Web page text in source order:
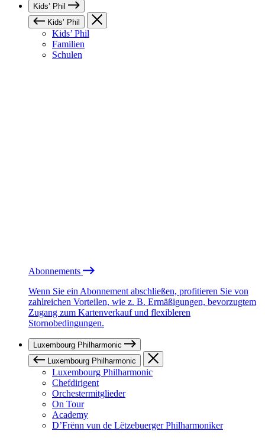
Kids’ Phil
Kids’ Phil
Kids’ Phil
Familien
Schulen
Abonnements
Wenn Sie ein Abonnement abschließen, profitieren Sie von
zahlreichen Vorteilen, wie z. B. Ermäßigungen, bevorzugtem
Zugang zum Kartenverkauf und flexibleren
Stornobedingungen.
Luxembourg Philharmonic
Luxembourg Philharmonic
Luxembourg Philharmonic
Chefdirigent
Orchestermitglieder
On Tour
Academy
D’Frënn vun de Lëtzebuerger Philharmoniker